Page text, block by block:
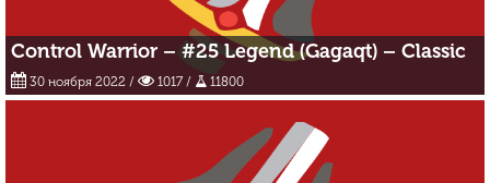
Control Warrior – #25 Legend (Gagaqt) – Classic
30 ноября 2022 / 1017 / 11800